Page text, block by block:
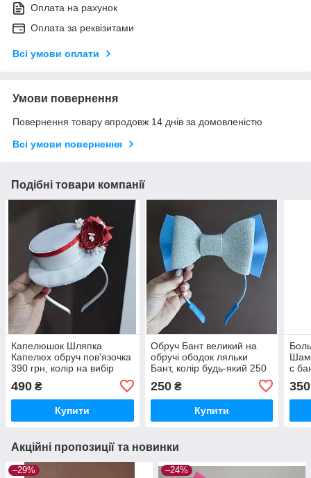
Оплата на рахунок
Оплата за реквізитами
Всі умови оплати
Умови повернення
Повернення товару впродовж 14 днів за домовленістю
Всі умови повернення
Подібні товари компанії
Капелюшок Шляпка
Капелюх обруч пов'язочка
390 грн, колір на вибір
490 ₴
Купити
Обруч Бант великий на
обручі ободок ляльки
Бант, колір будь-який 250
250₴
Купити
с
350
Акційні пропозиції та новинки
–29% –24%